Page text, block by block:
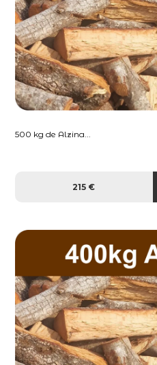
500 kg de Alzina...
215 €